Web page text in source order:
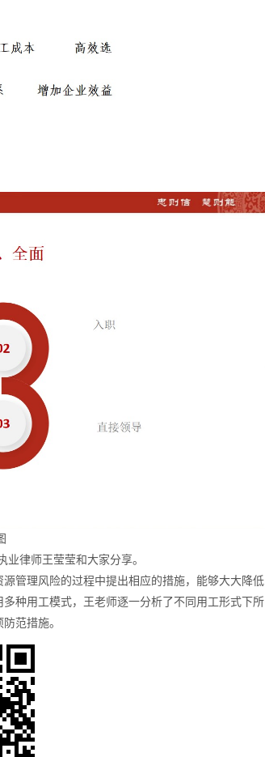
律师王莹莹和大家分享。
管理风险的过程中提出相应的措施，能够大大降低
种用工模式，王老师逐一分析了不同用工形式下所
范措施。